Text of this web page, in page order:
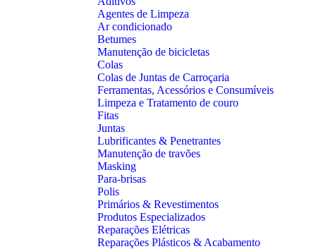
Agentes de Limpeza
Ar condicionado
Betumes
Manutenção de bicicletas
Colas
Colas de Juntas de Carroçaria
Ferramentas, Acessórios e Consumíveis
Limpeza e Tratamento de couro
Fitas
Juntas
Lubrificantes & Penetrantes
Manutenção de travões
Masking
Para-brisas
Polis
Primários & Revestimentos
Produtos Especializados
Reparações Elétricas
Reparações Plásticos & Acabamento